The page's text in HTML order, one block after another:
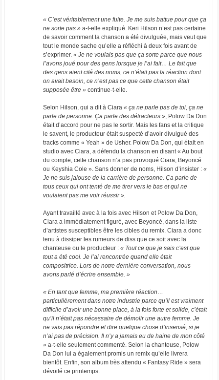
« C’est véritablement une fuite. Je me suis battue pour que ça
ne sorte pas » a-t-elle expliqué. Keri Hilson n’est pas certaine
de savoir comment la chanson a été divulguée, mais veut que
tout le monde sache qu’elle a réfléchi à deux fois avant de
s’exprimer. « Je ne voulais pas que ça sorte parce que nous
l’avons joué pour des gens lorsque je l’ai fait… Le fait que
des gens aient cité des noms, ce n’était pas la réaction dont
on avait besoin, ce n’est pas ce que cette chanson était
supposée être » continue-t-elle.
Selon Hilson, qui a dit à Ciara « ça ne parle pas de toi, ça ne
parle de personne. Ça parle des détracteurs », Polow Da Don
était d’accord pour ne pas le sortir. Mais les fans et la critique
le savent, le producteur était suspecté d’avoir divulgué des
tracks comme « Yeah » de Usher. Polow Da Don, qui était en
studio avec Ciara, a défendu la chanson en disant « Au bout
du compte, cette chanson n’a pas provoqué Ciara, Beyoncé
ou Keyshia Cole ». Sans donner de noms, Hilson d’insister : «
Je ne suis jalouse de la carrière de personne. Ça parle de
tous ceux qui ont tenté de me tirer vers le bas et qui ne
voulaient pas me voir réussir ».
Ayant travaillé avec à la fois avec Hilson et Polow Da Don,
Ciara a immédiatement figuré, avec Beyoncé, dans la liste
d’artistes susceptibles être les cibles du remix. Ciara a donc
tenu à dissiper les rumeurs de diss que ce soit avec la
chanteuse ou le producteur : « Tout ce que je sais c’est que
tout a été cool. Je l’ai rencontrée quand elle était
compositrice. Lors de notre dernière conversation, nous
avons parlé d’écrire ensemble. »
« En tant que femme, ma première réaction…
particulièrement dans notre industrie parce qu’il est vraiment
difficile d’avoir une bonne place, à la fois forte et solide, c’était
qu’il n’était pas nécessaire de démolir une autre femme. Je
ne vais pas répondre et dire quelque chose d’insensé, si je
n’ai pas de précision. Il n’y a jamais eu de haine de mon côté
» a-t-elle seulement commenté. Selon la chanteuse, Polow
Da Don lui a également promis un remix qu’elle livrera
bientôt. Enfin, son album très attendu « Fantasy Ride » sera
dévoilé ce printemps.